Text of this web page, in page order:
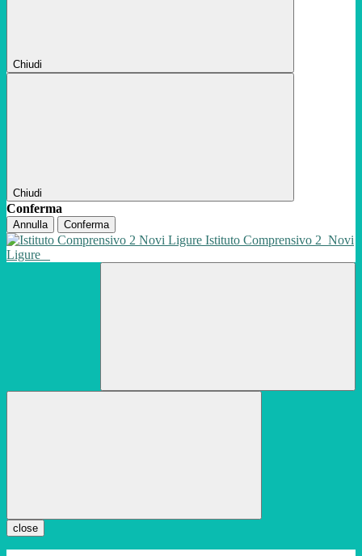
Chiudi
Chiudi
Conferma
Annulla Conferma
Istituto Comprensivo 2 Novi
Ligure
close